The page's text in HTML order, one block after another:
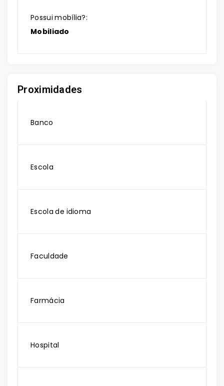
Possui mobília?:
Mobiliado
Proximidades
Banco
Escola
Escola de idioma
Faculdade
Farmácia
Hospital